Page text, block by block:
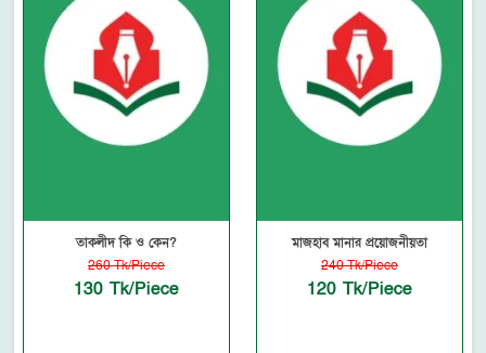
তাকলীদ কি ও কেন?
260 Tk/Piece
130 Tk/Piece
মাজহাব মানার প্রয়োজনীয়তা
240 Tk/Piece
120 Tk/Piece